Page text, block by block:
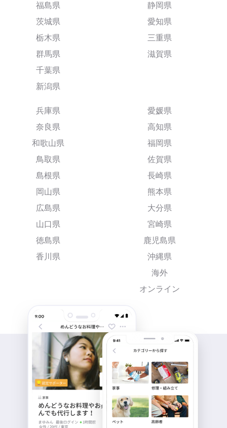
福島県
茨城県
栃木県
群馬県
千葉県
新潟県
静岡県
愛知県
三重県
滋賀県
兵庫県
奈良県
和歌山県
鳥取県
島根県
岡山県
広島県
山口県
徳島県
香川県
愛媛県
高知県
福岡県
佐賀県
長崎県
熊本県
大分県
宮崎県
鹿児島県
沖縄県
海外
オンライン